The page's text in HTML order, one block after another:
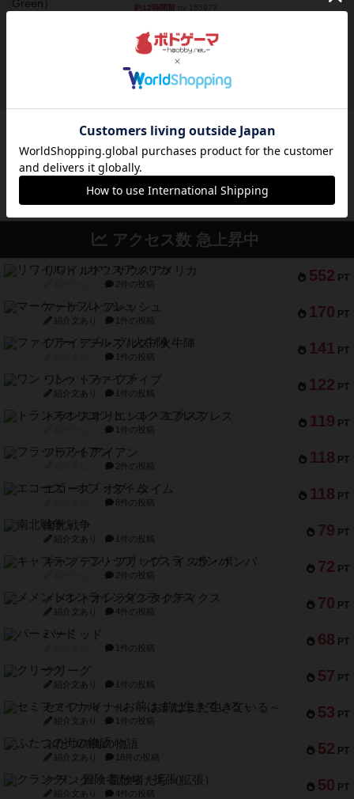
約12時間前
ジンラミー
トランプで遊べる2人対戦の麻雀風ゲームです。
10枚の手札で、同じスーツ...
約13時間前by OSAっち
ボドゲーマのアプリ版はこちら
アクセス数 急上昇中
552 PT
リワイルド：サウスアメリカ
2件の投稿
170 PT
マーケットフレッシュ
紹介文あり 1件の投稿
141 PT
ファイアー・ブルズ / 火牛陣
1件の投稿
122 PT
ワン・トゥ・ファイブ
紹介文あり 1件の投稿
119 PT
トランスオリエント・エクスプレス
1件の投稿
118 PT
フラットアイアン
2件の投稿
118 PT
エコーズ・オブ・タイム
8件の投稿
79 PT
南北戦争
紹介文あり 1件の投稿
72 PT
キャプテン・フリップ：イスラ・ボンバ
2件の投稿
70 PT
メメントオンラインタクティクス
紹介文あり 4件の投稿
68 PT
パーミッド
1件の投稿
57 PT
クリーグ
紹介文あり 1件の投稿
53 PT
セミファイナル ～お前はまだ生きている～
紹介文あり 1件の投稿
52 PT
ふたつの街の物語
紹介文あり 18件の投稿
50 PT
クランク! ：冒険者たち（拡張）
紹介文あり 4件の投稿